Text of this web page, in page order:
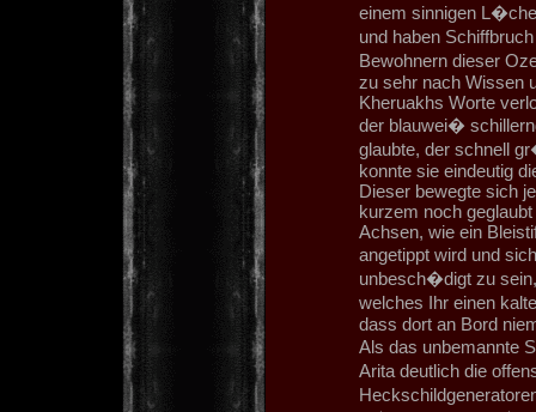
einem sinnigen
und haben
Bewohnern dieser
zu sehr nach Wissen
Kheruakhs Worte
der blauwei�
glaubte, der schnell
konnte sie eindeutig
Dieser bewegte sich
kurzem noch
Achsen, wie ein
angetippt wird und
unbesch�digt zu
welches Ihr einen
dass dort an Bord
Als das unbemannte
Arita deutlich die